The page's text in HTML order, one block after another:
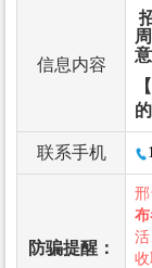
信息内容
联系手机
防骗提醒：
邢
收